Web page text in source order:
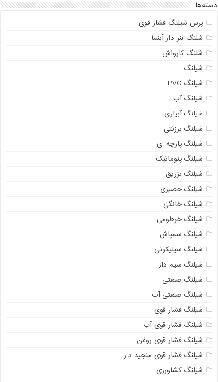
دسته‌ها
پرس شیلنگ فشار قوی
شلنگ فنر دار آبنما
شلنگ کارواش
شیلنگ
شیلنگ PVC
شیلنگ آب
شیلنگ آبیاری
شیلنگ برزنتی
شیلنگ پارچه ای
شیلنگ پنوماتیک
شیلنگ تزریق
شیلنگ حصیری
شیلنگ خانگی
شیلنگ خرطومی
شیلنگ سمپاش
شیلنگ سیلیکونی
شیلنگ سیم دار
شیلنگ صنعتی
شیلنگ صنعتی آب
شیلنگ فشار قوی
شیلنگ فشار قوی آب
شیلنگ فشار قوی روغن
شیلنگ فشار قوی منجید دار
شیلنگ کشاورزی